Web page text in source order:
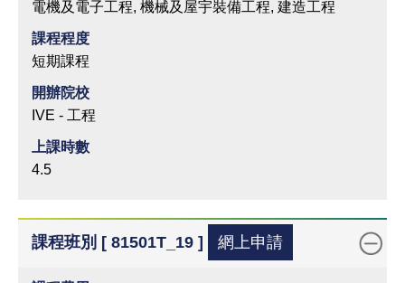
電機及電子工程, 機械及屋宇裝備工程, 建造工程
課程程度
短期課程
開辦院校
IVE - 工程
上課時數
4.5
課程班別 [ 81501T_19 ] 網上申請